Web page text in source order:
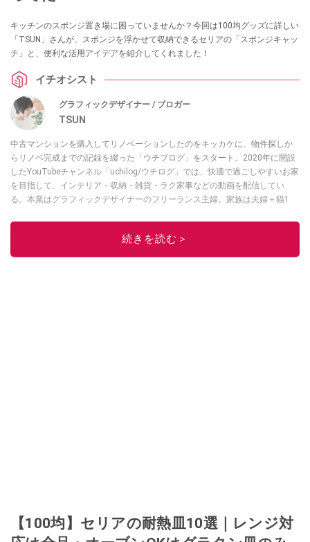
キッチンのスポンジ置き場に困っていませんか？今回は100均グッズに詳しい
「TSUN」さんが、スポンジを浮かせて収納できるセリアの「スポンジキャッ
チ」と、便利な活用アイデアを紹介してくれました！
イチオシスト
グラフィックデザイナー / ブロガー
TSUN
中古マンションを購入してリノベーションしたのをキッカケに、物件探しか
らリノベ完成までの記録を綴った「ウチブログ」をスタート。2020年に開設
したYouTubeチャンネル「uchilog/ウチログ」では、快適で過ごしやすいお家
を目指して、インテリア・収納・雑貨・ラク家事などの動画を配信してい
る。本業はグラフィックデザイナーのフリーランス主婦。家族は夫婦＋猫1
ノベ人気事例1位
続きを読む＞
【100均】セリアの耐熱皿10選｜レンジ対